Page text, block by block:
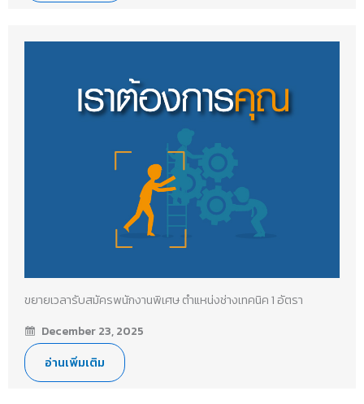
ขยายเวลารับสมัครพนักงานพิเศษ ตำแหน่งช่างเทคนิค 1 อัตรา
December 23, 2025
อ่านเพิ่มเติม